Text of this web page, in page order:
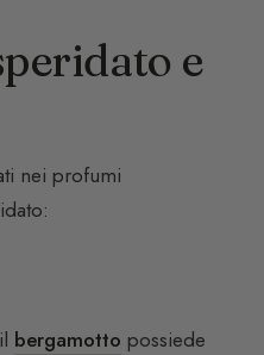
e
nei profumi
bergamotto possiede